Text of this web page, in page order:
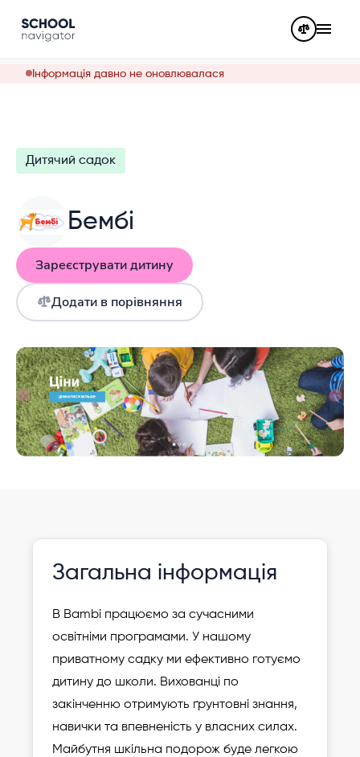
Інформація давно не оновлювалася
Дитячий садок
Бембі
Зареєструвати дитину
Додати в порівняння
Зареєструвати
дитину
Загальна інформація
В Bambi працюємо за сучасними
освітніми програмами. У нашому
приватному садку ми ефективно готуємо
дитину до школи. Вихованці по
закінченню отримують ґрунтовні знання,
навички та впевненість у власних силах.
Майбутня шкільна подорож буде легкою